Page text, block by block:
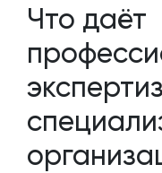
Что даёт